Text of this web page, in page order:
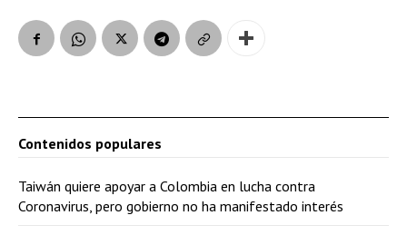
Contenidos populares
Taiwán quiere apoyar a Colombia en lucha contra
Coronavirus, pero gobierno no ha manifestado interés